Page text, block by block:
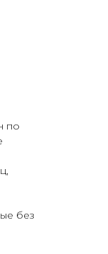
по
без